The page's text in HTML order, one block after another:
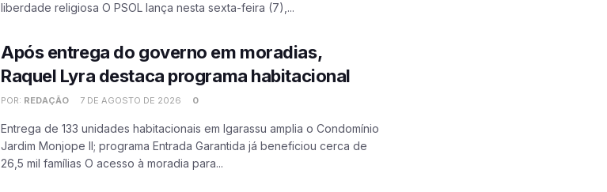
liberdade religiosa O PSOL lança nesta sexta-feira (7),...
Após entrega do governo em moradias,
Raquel Lyra destaca programa habitacional
POR: REDAÇÃO 7 DE AGOSTO DE 2026 0
Entrega de 133 unidades habitacionais em Igarassu amplia o Condomínio
Jardim Monjope II; programa Entrada Garantida já beneficiou cerca de
26,5 mil famílias O acesso à moradia para...